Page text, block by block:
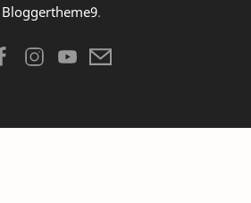
Bloggertheme9.